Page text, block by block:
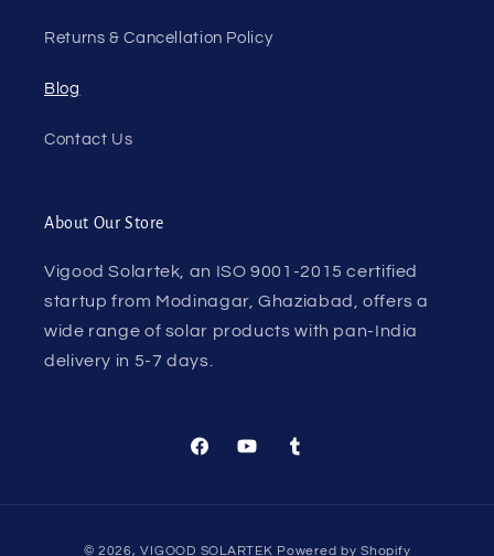
Returns & Cancellation Policy
Blog
Contact Us
About Our Store
Vigood Solartek, an ISO 9001-2015 certified
startup from Modinagar, Ghaziabad, offers a
wide range of solar products with pan-India
delivery in 5-7 days.
FacebookYouTubeTumblr
© 2026,VIGOOD SOLARTEK Powered by Shopify